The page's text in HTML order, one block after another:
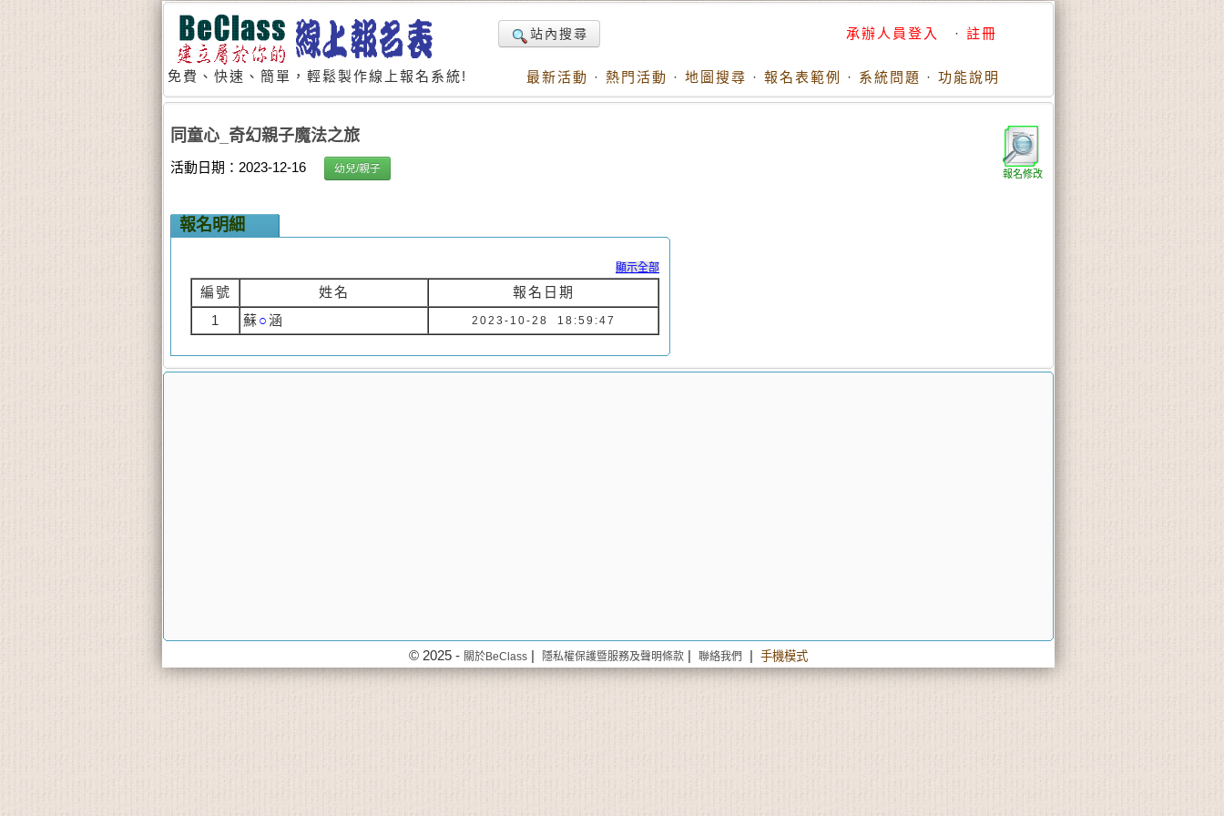
免費、快速、簡單，輕鬆製作線上報名系統!
站內搜尋 承辦人員登入 · 註冊
最新活動 · 熱門活動 · 地圖搜尋 · 報名表範例 · 系統問題 · 功能說明
報名修改
同童心_奇幻親子魔法之旅
活動日期：2023-12-16 幼兒/親子
報名明細
顯示全部
編號 姓名
報名日期
1
蘇○涵 2023-10-28 18:59:47
© 2025 - 關於BeClass | 隱私權保護暨服務及聲明條款 | 聯絡我們 | 手機模式